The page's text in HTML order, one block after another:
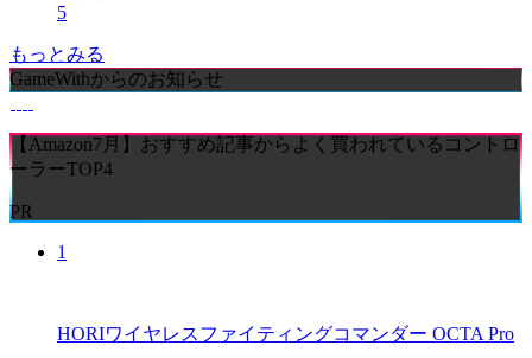
5
もっとみる
GameWithからのお知らせ
【Amazon7月】おすすめ記事からよく買われているコントロ
ーラーTOP4
PR
1
HORIワイヤレスファイティングコマンダー OCTA Pro